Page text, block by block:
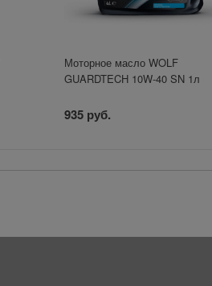
Моторное масло WOLF
GUARDTECH 10W-40 SN 1л
935 руб.